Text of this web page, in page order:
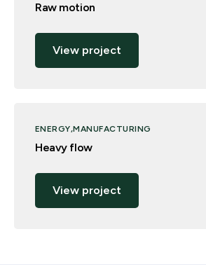
Raw motion
View project
ENERGY MANUFACTURING
Heavy flow
View project